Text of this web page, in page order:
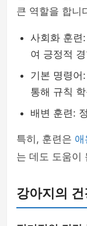
큰 역할을 합니
사회화 훈련
여 긍정적
기본 명령어:
통해 규칙
배변 훈련:
특히, 훈련은
는 데도 도움이
강아지의 건